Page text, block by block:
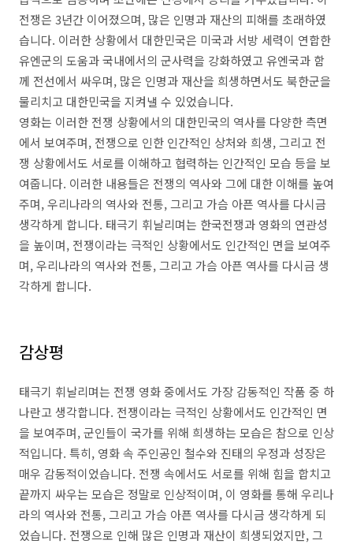
전쟁은 3년간 이어졌으며, 많은 인명과 재산의 피해를 초래하였
습니다. 이러한 상황에서 대한민국은 미국과 서방 세력이 연합한
유엔군의 도움과 국내에서의 군사력을 강화하였고 유엔국과 함
께 전선에서 싸우며, 많은 인명과 재산을 희생하면서도 북한군을
물리치고 대한민국을 지켜낼 수 있었습니다.
영화는 이러한 전쟁 상황에서의 대한민국의 역사를 다양한 측면
에서 보여주며, 전쟁으로 인한 인간적인 상처와 희생, 그리고 전
쟁 상황에서도 서로를 이해하고 협력하는 인간적인 모습 등을 보
여줍니다. 이러한 내용들은 전쟁의 역사와 그에 대한 이해를 높여
주며, 우리나라의 역사와 전통, 그리고 가슴 아픈 역사를 다시금
생각하게 합니다. 태극기 휘날리며는 한국전쟁과 영화의 연관성
을 높이며, 전쟁이라는 극적인 상황에서도 인간적인 면을 보여주
며, 우리나라의 역사와 전통, 그리고 가슴 아픈 역사를 다시금 생
각하게 합니다.
감상평
태극기 휘날리며는 전쟁 영화 중에서도 가장 감동적인 작품 중 하
나란고 생각합니다. 전쟁이라는 극적인 상황에서도 인간적인 면
을 보여주며, 군인들이 국가를 위해 희생하는 모습은 참으로 인상
적입니다. 특히, 영화 속 주인공인 철수와 진태의 우정과 성장은
매우 감동적이었습니다. 전쟁 속에서도 서로를 위해 힘을 합치고
끝까지 싸우는 모습은 정말로 인상적이며, 이 영화를 통해 우리나
라의 역사와 전통, 그리고 가슴 아픈 역사를 다시금 생각하게 되
었습니다. 전쟁으로 인해 많은 인명과 재산이 희생되었지만, 그